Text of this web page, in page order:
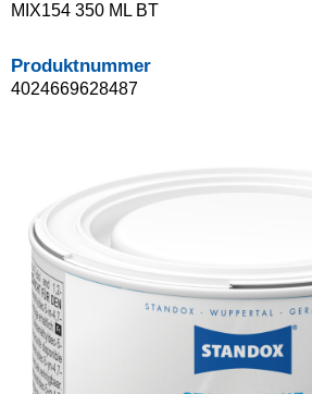
MIX154 350 ML BT
Produktnummer
4024669628487